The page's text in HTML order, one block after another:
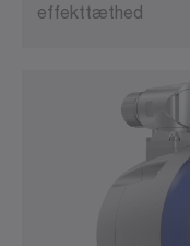
effekttæthed